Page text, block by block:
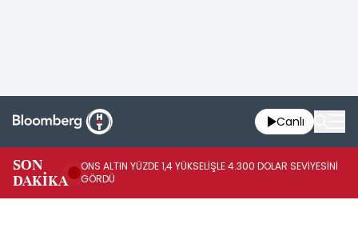
Canlı
SON
DAKİKA
ONS ALTIN YÜZDE 1,4 YÜKSELİŞLE 4.300 DOLAR SEVİYESİNİ
GÖRDÜ